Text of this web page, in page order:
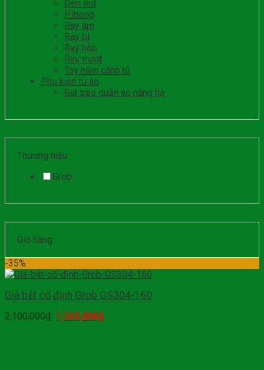
Đèn led
Pittong
Ray âm
Ray bi
Ray hộp
Ray trượt
Tay nắm cánh tủ
Phụ kiện tủ áo
Giá treo quần áo nâng hạ
Thương hiệu
Grob
Giỏ hàng
-35%
Giá bát cố định Grob GS304-160
2,100,000₫ 1,365,000₫